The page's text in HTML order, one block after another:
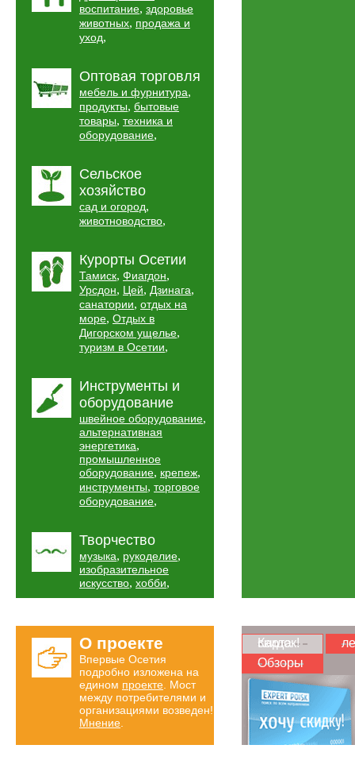
воспитание, здоровье
животных, продажа и
уход,
Оптовая торговля
мебель и фурнитура,
продукты, бытовые
товары, техника и
оборудование,
Сельское
хозяйство
сад и огород,
животноводство,
Курорты Осетии
Тамиск, Фиагдон,
Урсдон, Цей, Дзинага,
санатории, отдых на
море, Отдых в
Дигорском ущелье,
туризм в Осетии,
Инструменты и
оборудование
швейное оборудование,
альтернативная
энергетика,
промышленное
оборудование, крепеж,
инструменты, торговое
оборудование,
Творчество
музыка, рукоделие,
изобразительное
искусство, хобби,
О проекте
Впервые Осетия
подробно изложена на
едином проекте . Мост
между потребителями и
организациями возведен!
Мнение
Карта скидок!
Обзоры